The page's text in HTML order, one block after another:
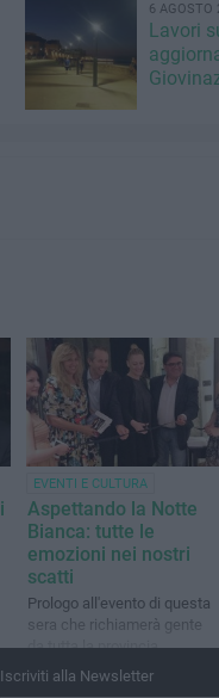
6 AGOSTO
Lavori
EVENTI E CULTURA
Aspettando la Notte
Bianca: tutte le
emozioni nei nostri
scatti
Prologo all'evento di questa
sera che richiamerà gente
da tutta la provincia
Iscriviti alla Newsletter